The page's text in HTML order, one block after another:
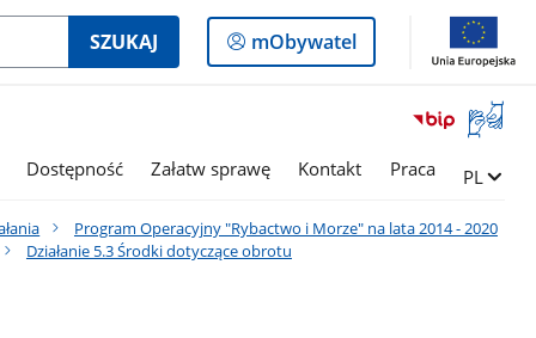
SZUKAJ
Logowanie
do
mObywatel
Otwórz
okno
Dostępność Załatw sprawę Kontakt Praca Zmień
PL
Program Operacyjny "Rybactwo i Morze" na lata 2014 - 2020
Działanie 5.3 Środki dotyczące obrotu